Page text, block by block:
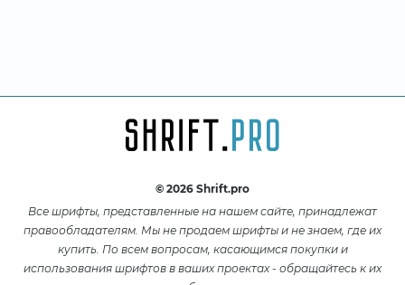
© 2026 Shrift.pro
Все шрифты, представленные на нашем сайте, принадлежат
правообладателям. Мы не продаем шрифты и не знаем, где их
купить. По всем вопросам, касающимся покупки и
использования шрифтов в ваших проектах - обращайтесь к их